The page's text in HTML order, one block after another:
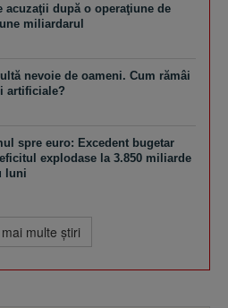
acuzaţii după o operaţiune de
miliardarul
nevoie de oameni. Cum rămâi
artificiale?
spre euro: Excedent bugetar
explodase la 3.850 miliarde
luni
multe ştiri